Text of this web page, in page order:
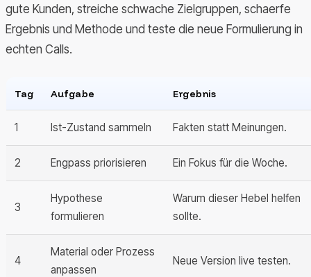
gute Kunden, streiche schwache Zielgruppen, schaerfe
Ergebnis und Methode und teste die neue Formulierung in
echten Calls.
Tag Aufgabe Ergebnis
1 Ist-Zustand sammeln Fakten statt Meinungen.
2 Engpass priorisieren Ein Fokus für die Woche.
3
Hypothese
formulieren
Warum dieser Hebel helfen
sollte.
4
Material oder Prozess
anpassen
Neue Version live testen.